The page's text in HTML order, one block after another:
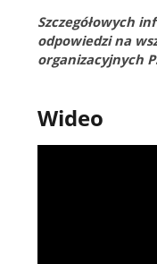
Szczegółowych
odpowiedzi na
organizacyjnych
Wideo